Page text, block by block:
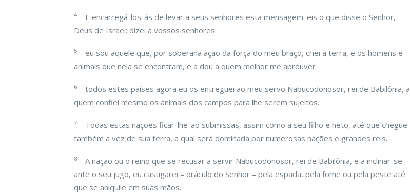
4 – E encarregá-los-ás de levar a seus senhores esta mensagem: eis o que disse o Senhor,
Deus de Israel: dizei a vossos senhores:
5 – eu sou aquele que, por soberana ação da força do meu braço, criei a terra, e os homens e
animais que nela se encontram, e a dou a quem melhor me aprouver
6 – todos estes países agora eu os entreguei ao meu servo Nabucodonosor, rei de Babilônia, a
quem confiei mesmo os animais dos campos para lhe serem sujeitos.
7 – Todas estas nações ficar-lhe-ão submissas, assim como a seu filho e neto, até que chegue
também a vez de sua terra, a qual será dominada por numerosas nações e grandes reis.
8 – A nação ou o reino que se recusar a servir Nabucodonosor, rei de Babilônia, e a inclinar-se
ante o seu jugo, eu castigarei – oráculo do Senhor – pela espada, pela fome ou pela peste até
que se aniquile em suas mãos.